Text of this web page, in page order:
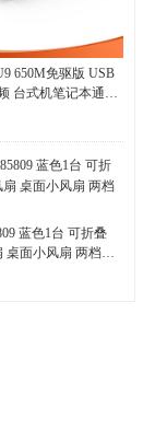
650M免驱版 USB
台式机笔记本通用
接收器 发射器
蓝色1台 可折叠
桌面小风扇 两档可